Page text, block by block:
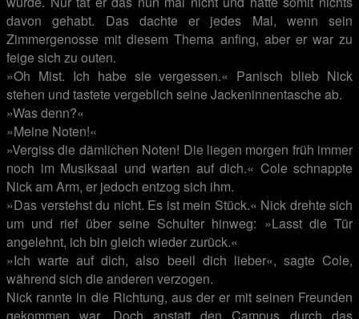
davon gehabt. Das dachte er jedes Mal, wenn sein
Zimmergenosse mit diesem Thema anfing, aber er war zu
feige sich zu outen.
»Oh Mist. Ich habe sie vergessen.« Panisch blieb Nick
stehen und tastete vergeblich seine Jackeninnentasche ab.
»Was denn?«
»Meine Noten!«
»Vergiss die dämlichen Noten! Die liegen morgen früh immer
noch im Musiksaal und warten auf dich.« Cole schnappte
Nick am Arm, er jedoch entzog sich ihm.
»Das verstehst du nicht. Es ist mein Stück.« Nick drehte sich
um und rief über seine Schulter hinweg: »Lasst die Tür
angelehnt, ich bin gleich wieder zurück.«
»Ich warte auf dich, also beeil dich lieber«, sagte Cole,
während sich die anderen verzogen.
Nick rannte in die Richtung, aus der er mit seinen Freunden
gekommen war. Doch anstatt den Campus durch das